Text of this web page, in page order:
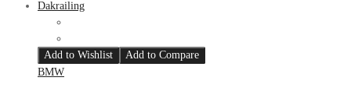
Add to Wishlist
Add to Compare
BMW